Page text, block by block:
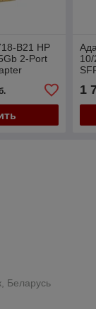
B21 HP
2-Port
1
Беларусь